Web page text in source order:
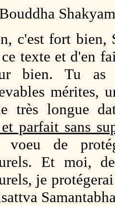
c'est fort bien,
texte et d'en
bien. Tu as
mérites,
très longue
parfait sans
de
Et moi,
je